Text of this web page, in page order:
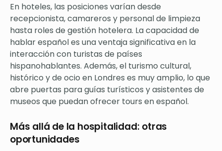
En hoteles, las posiciones varían desde
recepcionista, camareros y personal de limpieza
hasta roles de gestión hotelera. La capacidad de
hablar español es una ventaja significativa en la
interacción con turistas de países
hispanohablantes. Además, el turismo cultural,
histórico y de ocio en Londres es muy amplio, lo que
abre puertas para guías turísticos y asistentes de
museos que puedan ofrecer tours en español.
Más allá de la hospitalidad: otras
oportunidades